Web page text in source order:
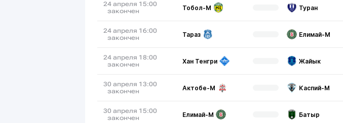
24 апреля 15:00
закончен
Тобол-М Туран
24 апреля 16:00
закончен
Тараз Елимай-М
24 апреля 18:00
закончен
Хан Тенгри Жайык
30 апреля 13:00
закончен
Актобе-М Каспий-М
30 апреля 15:00
закончен
Елимай-М Батыр